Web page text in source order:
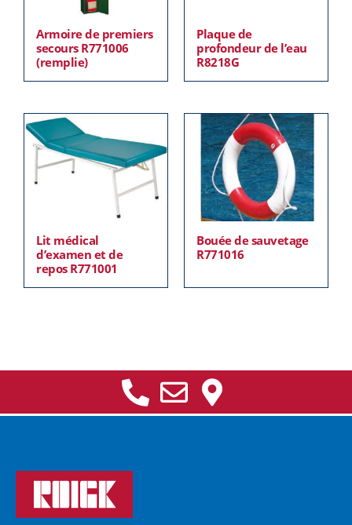
Armoire de premiers
secours R771006
(remplie)
Plaque de
profondeur de l’eau
R8218G
Lit médical
d’examen et de
repos R771001
Bouée de sauvetage
R771016